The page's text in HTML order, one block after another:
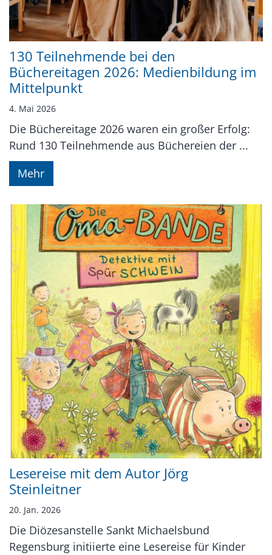
130 Teilnehmende bei den
Büchereitagen 2026: Medienbildung im
Mittelpunkt
4. Mai 2026
Die Büchereitage 2026 waren ein großer Erfolg:
Rund 130 Teilnehmende aus Büchereien der ...
Mehr
Lesereise mit dem Autor Jörg
Steinleitner
20. Jan. 2026
Die Diözesanstelle Sankt Michaelsbund
Regensburg initiierte eine Lesereise für Kinder